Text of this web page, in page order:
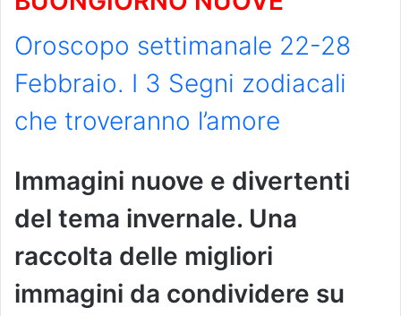
Oroscopo settimanale 22-28
Febbraio. I 3 Segni zodiacali
che troveranno l’amore
Immagini nuove e divertenti
del tema invernale. Una
raccolta delle migliori
immagini da condividere su